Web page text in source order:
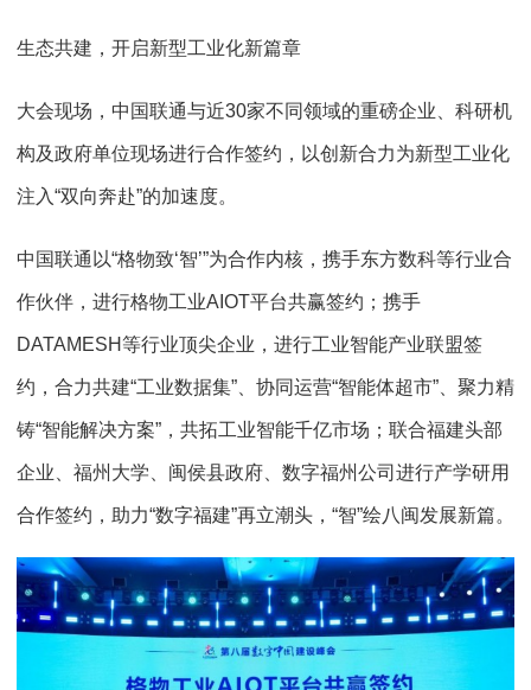
生态共建，开启新型工业化新篇章
大会现场，中国联通与近30家不同领域的重磅企业、科研机
构及政府单位现场进行合作签约，以创新合力为新型工业化
注入“双向奔赴”的加速度。
中国联通以“格物致‘智’”为合作内核，携手东方数科等行业合
作伙伴，进行格物工业AIOT平台共赢签约；携手
DATAMESH等行业顶尖企业，进行工业智能产业联盟签
约，合力共建“工业数据集”、协同运营“智能体超市”、聚力精
铸“智能解决方案”，共拓工业智能千亿市场；联合福建头部
企业、福州大学、闽侯县政府、数字福州公司进行产学研用
合作签约，助力“数字福建”再立潮头，“智”绘八闽发展新篇。